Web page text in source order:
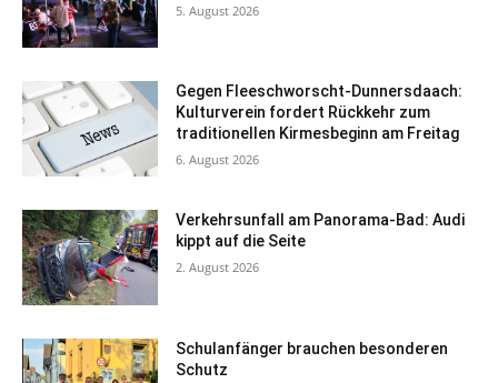
5. August 2026
Gegen Fleeschworscht-Dunnersdaach:
Kulturverein fordert Rückkehr zum
traditionellen Kirmesbeginn am Freitag
6. August 2026
Verkehrsunfall am Panorama-Bad: Audi
kippt auf die Seite
2. August 2026
Schulanfänger brauchen besonderen
Schutz